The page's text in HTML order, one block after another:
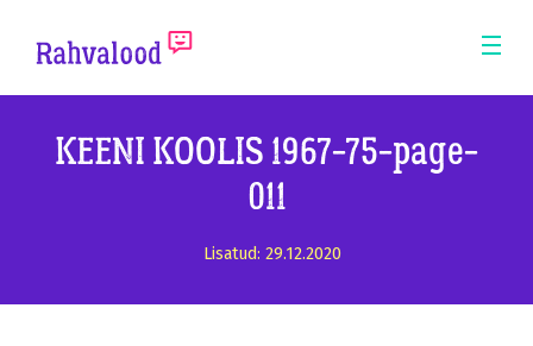
ERM
KEENI KOOLIS 1967-75-page-
011
Lisatud: 29.12.2020